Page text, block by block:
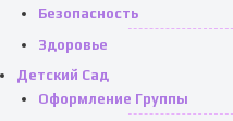
Безопасность
Здоровье
Детский Сад
Оформление Группы